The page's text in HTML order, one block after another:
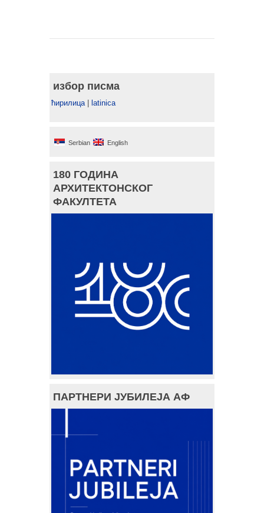
избор писма
ћирилица latinica
Serbian English
180 ГОДИНА
АРХИТЕКТОНСКОГ
ФАКУЛТЕТА
ПАРТНЕРИ ЈУБИЛЕЈА АФ